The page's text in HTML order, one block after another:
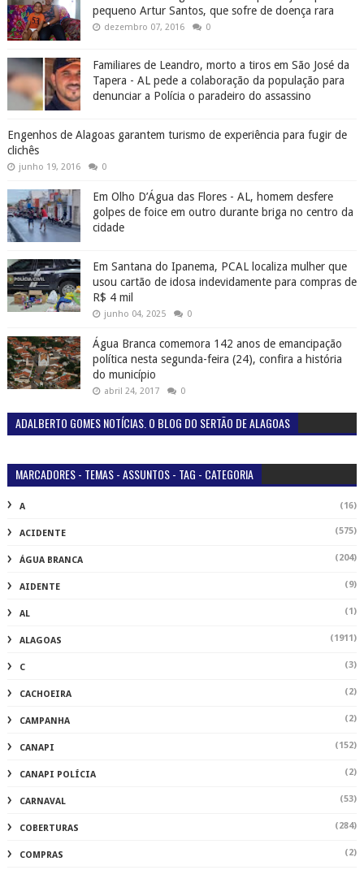
pequeno Artur Santos, que sofre de doença rara
dezembro 07, 2016 0
Familiares de Leandro, morto a tiros em São José da
Tapera - AL pede a colaboração da população para
denunciar a Polícia o paradeiro do assassino
Engenhos de Alagoas garantem turismo de experiência para fugir de
clichês
junho 19, 2016 0
Em Olho D’Água das Flores - AL, homem desfere
golpes de foice em outro durante briga no centro da
cidade
Em Santana do Ipanema, PCAL localiza mulher que
usou cartão de idosa indevidamente para compras de
R$ 4 mil
junho 04, 2025 0
Água Branca comemora 142 anos de emancipação
política nesta segunda-feira (24), confira a história
do município
abril 24, 2017 0
ADALBERTO GOMES NOTÍCIAS. O BLOG DO SERTÃO DE ALAGOAS
MARCADORES - TEMAS - ASSUNTOS - TAG - CATEGORIA
A (16)
ACIDENTE (575)
ÁGUA BRANCA (204)
AIDENTE (9)
AL (1)
ALAGOAS (1911)
C (3)
CACHOEIRA (2)
CAMPANHA (2)
CANAPI (152)
CANAPI POLÍCIA (2)
CARNAVAL (53)
COBERTURAS (284)
COMPRAS (2)